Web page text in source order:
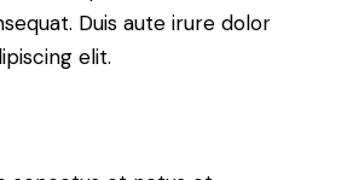
Duis aute irure dolor
elit.